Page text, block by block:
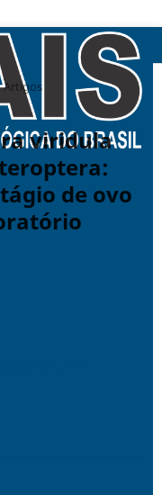
Artigos
viridula
de ovo